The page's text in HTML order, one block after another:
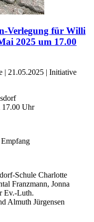
Verlegung für Willi
2025 um 17.00
| 21.05.2025 | Initiative
Uhr
Schule Charlotte
Franzmann, Jonna
Ev.-Luth.
Almuth Jürgensen